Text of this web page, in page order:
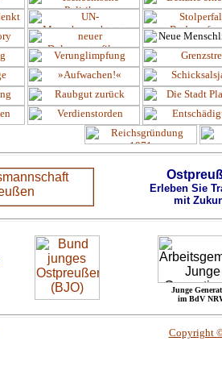
Erleben Sie
mit
Junge
im BdV
Copyright